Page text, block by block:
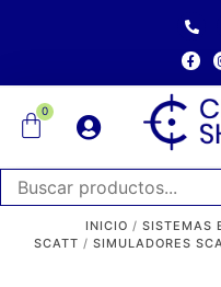
0
INICIO / SISTEMAS
SCATT / SIMULADORES